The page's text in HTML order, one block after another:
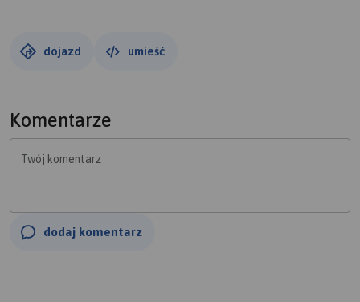
dojazd umieść
Komentarze
Twój komentarz
dodaj komentarz